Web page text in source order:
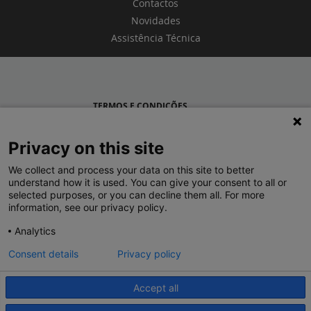
Contactos
Novidades
Assistência Técnica
TERMOS E CONDIÇÕES
LEGRAND PORTUGAL
GRUPO LEGRAND NO MUNDO
© 2020 Legrand. Todos os direitos reservados.
Privacy on this site
We collect and process your data on this site to better
understand how it is used. You can give your consent to all or
selected purposes, or you can decline them all. For more
information, see our privacy policy.
Analytics
Accept all
Consent details Privacy policy